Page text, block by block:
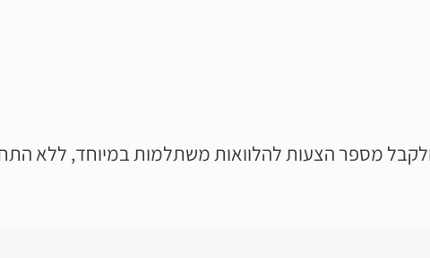
מספר הצעות להלוואות משתלמות במיוחד, ללא